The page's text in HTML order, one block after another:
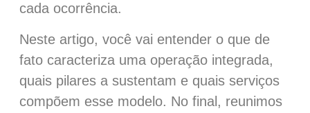
cada ocorrência.
Neste artigo, você vai entender o que de
fato caracteriza uma operação integrada,
quais pilares a sustentam e quais serviços
compõem esse modelo. No final, reunimos